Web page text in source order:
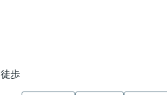
徒歩